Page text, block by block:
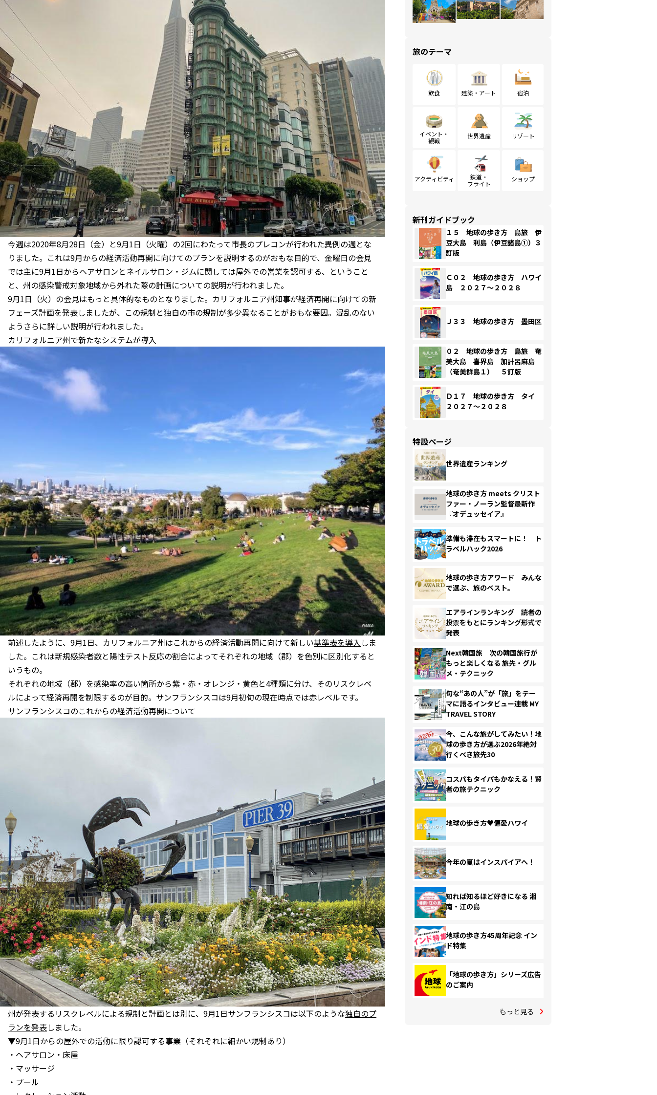
今週は2020年8月28日（金）と9月1日（火曜）の2回にわたって市長のプレコンが行われた異例の週とな
りました。これは9月からの経済活動再開に向けてのプランを説明するのがおもな目的で、金曜日の会見
では主に9月1日からヘアサロンとネイルサロン・ジムに関しては屋外での営業を認可する、ということ
と、州の感染警戒対象地域から外れた際の計画についての説明が行われました。
9月1日（火）の会見はもっと具体的なものとなりました。カリフォルニア州知事が経済再開に向けての新
フェーズ計画を発表しましたが、この規制と独自の市の規制が多少異なることがおもな要因。混乱のない
ようさらに詳しい説明が行われました。
カリフォルニア州で新たなシステムが導入
前述したように、9月1日、カリフォルニア州はこれからの経済活動再開に向けて新しい基準表を導入 しま
した。これは新規感染者数と陽性テスト反応の割合によってそれぞれの地域（郡）を色別に区別化すると
いうもの。
それぞれの地域（郡）を感染率の高い箇所から紫・赤・オレンジ・黄色と4種類に分け、そのリスクレベ
ルによって経済再開を制限するのが目的。サンフランシスコは9月初旬の現在時点では赤レベルです。
サンフランシスコのこれからの経済活動再開について
州が発表するリスクレベルによる規制と計画とは別に、9月1日サンフランシスコは以下のような独自のプ
ランを発表しました。
▼9月1日からの屋外での活動に限り認可する事業（それぞれに細かい規制あり）
・ヘアサロン・床屋
・マッサージ
・プール
旅のテーマ
飲食 建築・アート 宿泊
イベント・
観戦
世界遺産 リゾート
アクティビティ
鉄道・
フライト
ショップ
新刊ガイドブック
１５ 地球の歩き方 島旅 伊
豆大島 利島（伊豆諸島①）３
訂版
Ｃ０２ 地球の歩き方 ハワイ
島 ２０２７～２０２８
Ｊ３３ 地球の歩き方 墨田区
０２ 地球の歩き方 島旅 奄
美大島 喜界島 加計呂麻島
（奄美群島１） ５訂版
Ｄ１７ 地球の歩き方 タイ
２０２７～２０２８
特設ページ
世界遺産ランキング
地球の歩き方 meets クリスト
ファー・ノーラン監督最新作
『オデュッセイア』
準備も滞在もスマートに！ ト
ラベルハック2026
地球の歩き方アワード みんな
で選ぶ、旅のベスト。
エアラインランキング 読者の
投票をもとにランキング形式で
発表
Next韓国旅 次の韓国旅行が
もっと楽しくなる 旅先・グル
メ・テクニック
旬な“あの人”が「旅」をテー
マに語るインタビュー連載 MY
TRAVEL STORY
今、こんな旅がしてみたい！地
球の歩き方が選ぶ2026年絶対
行くべき旅先30
コスパもタイパもかなえる！賢
者の旅テクニック
地球の歩き方♥偏愛ハワイ
今年の夏はインスパイアへ！
知れば知るほど好きになる 湘
南・江の島
地球の歩き方45周年記念 イン
ド特集
「地球の歩き方」シリーズ広告
のご案内
もっと見る